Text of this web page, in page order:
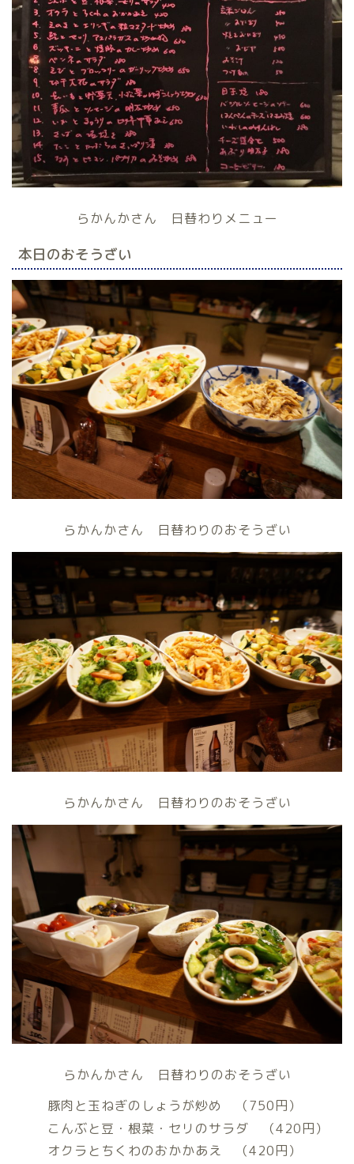
らかんかさん 日替わりメニュー
本日のおそうざい
らかんかさん 日替わりのおそうざい
らかんかさん 日替わりのおそうざい
らかんかさん 日替わりのおそうざい
豚肉と玉ねぎのしょうが炒め （750円）
こんぶと豆・根菜・セリのサラダ （420円）
オクラとちくわのおかかあえ （420円）